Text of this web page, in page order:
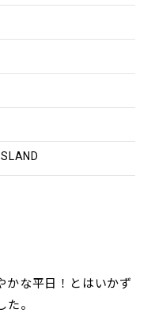
かな平日！とはいかず
。